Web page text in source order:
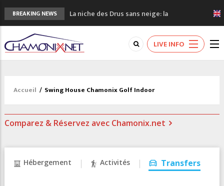
BREAKING NEWS
La niche des Drus sans neige: la
sécheresse en haute montagne
3 bonnes raisons pour visiter le nouveau
Musée du Mont-Blanc
Accidents en montagne: 3 personnes sont
Craft ouvre un nouveau magasin de course
LIVE INFO
Accueil / Swing House Chamonix Golf Indoor
Comparez & Réservez avec Chamonix.net
Hébergement Activités Transfers